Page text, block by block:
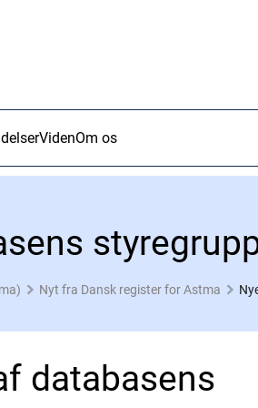
VidenOm os
Nyt fra Dansk register for Astma
databasens